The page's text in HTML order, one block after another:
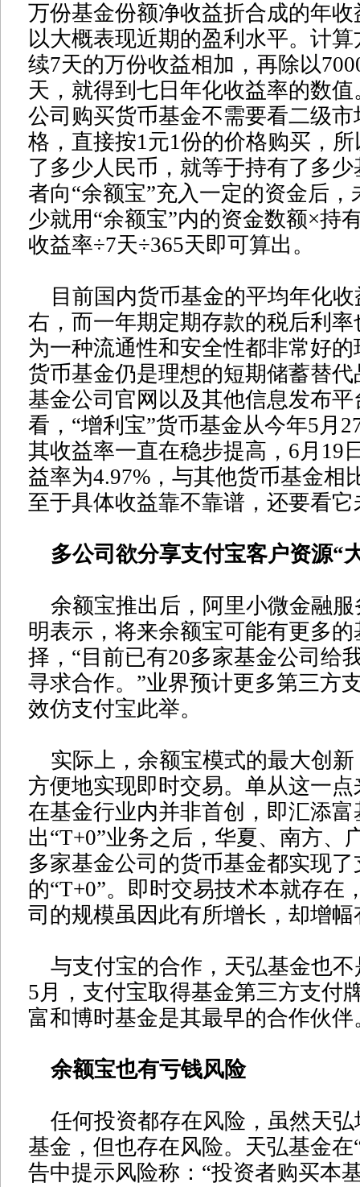
万份基金份额净收益折合成的年
以大概表现近期的盈利水平。计
续7天的万份收益相加，再除以
天，就得到七日年化收益率的数
公司购买货币基金不需要看二级
格，直接按1元1份的价格购买，所
了多少人民币，就等于持有了多
者向“余额宝”充入一定的资金后
少就用“余额宝”内的资金数额×持
收益率÷7天÷365天即可算出。
目前国内货币基金的平均年化收
右，而一年期定期存款的税后利
为一种流通性和安全性都非常好
货币基金仍是理想的短期储蓄替
基金公司官网以及其他信息发布
看，“增利宝”货币基金从今年5月
其收益率一直在稳步提高，6月19
益率为4.97%，与其他货币基金相
至于具体收益靠不靠谱，还要看
多公司欲分享支付宝客户资源“
余额宝推出后，阿里小微金融服
明表示，将来余额宝可能有更多
择，“目前已有20多家基金公司给
寻求合作。”业界预计更多第三方
效仿支付宝此举。
实际上，余额宝模式的最大创新
方便地实现即时交易。单从这一
在基金行业内并非首创，即汇添
出“T+0”业务之后，华夏、南方、
多家基金公司的货币基金都实现了
的“T+0”。即时交易技术本就存在
司的规模虽因此有所增长，却增幅
与支付宝的合作，天弘基金也不
5月，支付宝取得基金第三方支付
富和博时基金是其最早的合作伙伴
余额宝也有亏钱风险
任何投资都存在风险，虽然天弘
基金，但也存在风险。天弘基金在
告中提示风险称：“投资者购买本